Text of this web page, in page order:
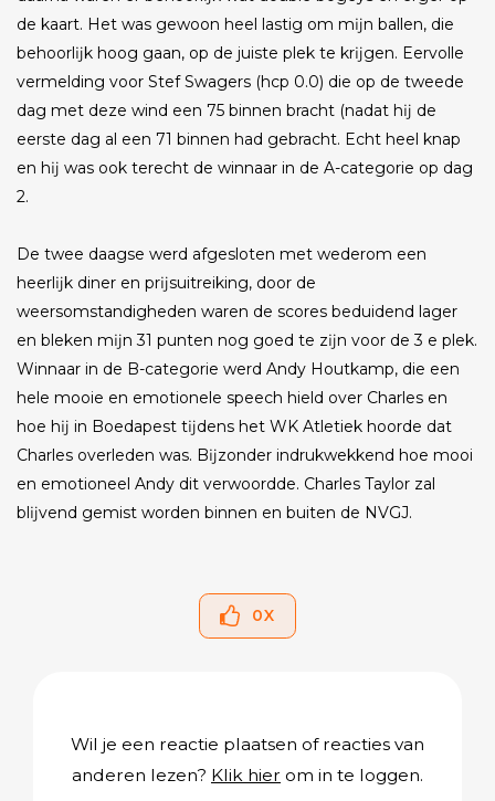
de kaart. Het was gewoon heel lastig om mĳn ballen, die
behoorlĳk hoog gaan, op de juiste plek te krĳgen. Eervolle
vermelding voor Stef Swagers (hcp 0.0) die op de tweede
dag met deze wind een 75 binnen bracht (nadat hĳ de
eerste dag al een 71 binnen had gebracht. Echt heel knap
en hĳ was ook terecht de winnaar in de A-categorie op dag
2.
De twee daagse werd afgesloten met wederom een
heerlĳk diner en prĳsuitreiking, door de
weersomstandigheden waren de scores beduidend lager
en bleken mĳn 31 punten nog goed te zĳn voor de 3 e plek.
Winnaar in de B-categorie werd Andy Houtkamp, die een
hele mooie en emotionele speech hield over Charles en
hoe hĳ in Boedapest tĳdens het WK Atletiek hoorde dat
Charles overleden was. Bĳzonder indrukwekkend hoe mooi
en emotioneel Andy dit verwoordde. Charles Taylor zal
blĳvend gemist worden binnen en buiten de NVGJ.
0X
Wil je een reactie plaatsen of reacties van
anderen lezen? Klik hier om in te loggen.